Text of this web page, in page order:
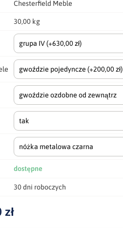
Chesterfield Meble
30,00 kg
grupa IV(+630,00 zł)
gwoździe pojedyncze(+200,00 zł)
gwoździe ozdobne od zewnątrz
tak
nóżka metalowa czarna
dostępne
30 dni roboczych
zł